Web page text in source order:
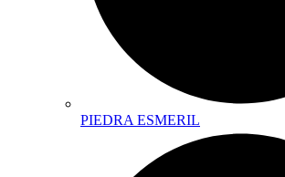
PIEDRA ESMERIL